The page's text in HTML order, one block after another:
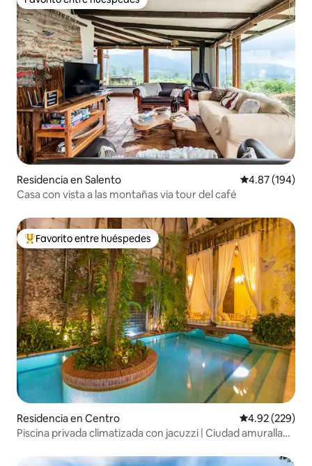
Favorito entre huéspedes
Residencia en Salento Calificación
4.87 (194)
Casa con vista a las montañas via tour del café
De los mejores en Favorito entre huéspedes
Favorito entre huéspedes
Residencia en Centro Calificación
4.92 (229)
Piscina privada climatizada con jacuzzi | Ciudad amurallada